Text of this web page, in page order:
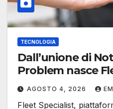
TECNOLOGIA
Dall’unione di
Problem nasce
AGOSTO 4, 2026
Fleet Specialist,